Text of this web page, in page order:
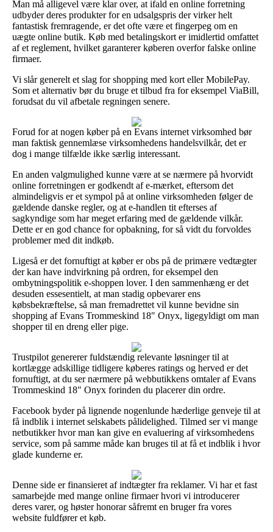
Man må alligevel være klar over, at ifald en online forretning
udbyder deres produkter for en udsalgspris der virker helt
fantastisk fremragende, er det ofte være et fingerpeg om en
uægte online butik. Køb med betalingskort er imidlertid omfattet
af et reglement, hvilket garanterer køberen overfor falske online
firmaer.
Vi slår generelt et slag for shopping med kort eller MobilePay.
Som et alternativ bør du bruge et tilbud fra for eksempel ViaBill,
forudsat du vil afbetale regningen senere.
Forud for at nogen køber på en Evans internet virksomhed bør
man faktisk gennemlæse virksomhedens handelsvilkår, det er
dog i mange tilfælde ikke særlig interessant.
En anden valgmulighed kunne være at se nærmere på hvorvidt
online forretningen er godkendt af e-mærket, eftersom det
almindeligvis er et sympol på at online virksomheden følger de
gældende danske regler, og at e-handlen tit efterses af
sagkyndige som har meget erfaring med de gældende vilkår.
Dette er en god chance for opbakning, for så vidt du forvoldes
problemer med dit indkøb.
Ligeså er det fornuftigt at køber er obs på de primære vedtægter
der kan have indvirkning på ordren, for eksempel den
ombytningspolitik e-shoppen lover. I den sammenhæng er det
desuden essesentielt, at man stadig opbevarer ens
købsbekræftelse, så man fremadrettet vil kunne bevidne sin
shopping af Evans Trommeskind 18″ Onyx, ligegyldigt om man
shopper til en dreng eller pige.
Trustpilot genererer fuldstændig relevante løsninger til at
kortlægge adskillige tidligere køberes ratings og herved er det
fornuftigt, at du ser nærmere på webbutikkens omtaler af Evans
Trommeskind 18″ Onyx forinden du placerer din ordre.
Facebook byder på lignende nogenlunde hæderlige genveje til at
få indblik i internet selskabets pålidelighed. Tilmed ser vi mange
netbutikker hvor man kan give en evaluering af virksomhedens
service, som på samme måde kan bruges til at få et indblik i hvor
glade kunderne er.
Denne side er finansieret af indtægter fra reklamer. Vi har et fast
samarbejde med mange online firmaer hvori vi introducerer
deres varer, og høster honorar såfremt en bruger fra vores
website fuldfører et køb.